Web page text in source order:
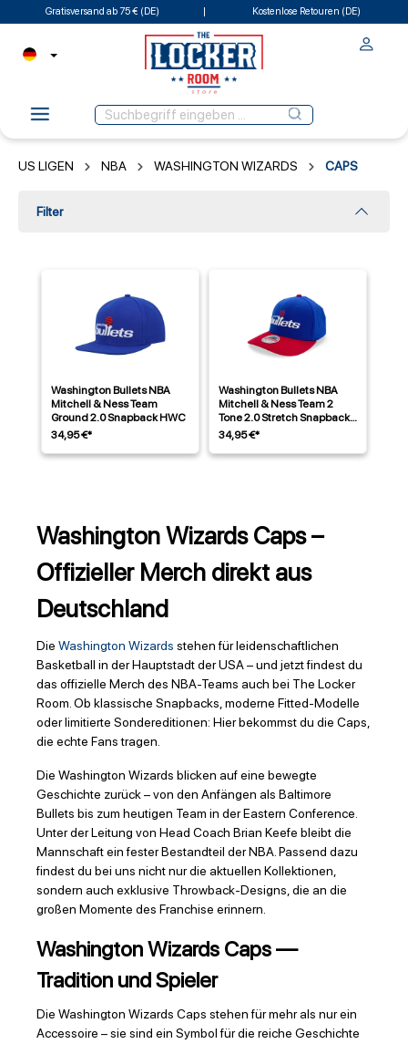
Gratisversand ab 75 € (DE) Kostenlose Retouren (DE)
US LIGEN NBA WASHINGTON WIZARDS CAPS
Filter
Washington Bullets NBA
Mitchell & Ness Team
Ground 2.0 Snapback HWC
34,95 €*
Washington Bullets NBA
Mitchell & Ness Team 2
Tone 2.0 Stretch Snapback
HWC
34,95 €*
Washington Wizards Caps –
Offizieller Merch direkt aus
Deutschland
Die Washington Wizards stehen für leidenschaftlichen
Basketball in der Hauptstadt der USA – und jetzt findest du
das offizielle Merch des NBA-Teams auch bei The Locker
Room. Ob klassische Snapbacks, moderne Fitted-Modelle
oder limitierte Sondereditionen: Hier bekommst du die Caps,
die echte Fans tragen.
Die Washington Wizards blicken auf eine bewegte
Geschichte zurück – von den Anfängen als Baltimore
Bullets bis zum heutigen Team in der Eastern Conference.
Unter der Leitung von Head Coach Brian Keefe bleibt die
Mannschaft ein fester Bestandteil der NBA. Passend dazu
findest du bei uns nicht nur die aktuellen Kollektionen,
sondern auch exklusive Throwback-Designs, die an die
großen Momente des Franchise erinnern.
Washington Wizards Caps —
Tradition und Spieler
Die Washington Wizards Caps stehen für mehr als nur ein
Accessoire – sie sind ein Symbol für die reiche Geschichte